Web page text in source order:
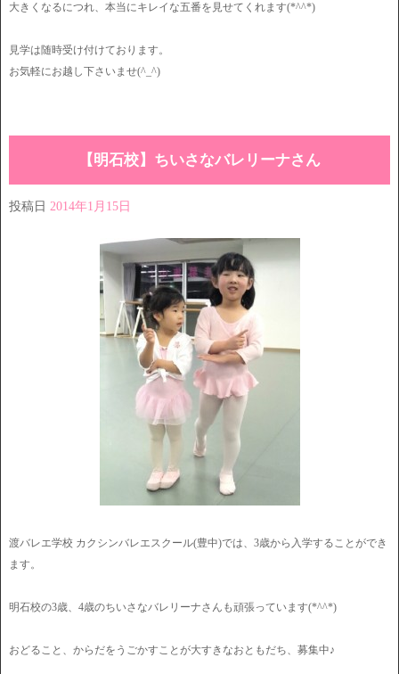
大きくなるにつれ、本当にキレイな五番を見せてくれます(*^^*)
見学は随時受け付けております。
お気軽にお越し下さいませ(^_^)
【明石校】ちいさなバレリーナさん
投稿日 2014年1月15日
渡バレエ学校 カクシンバレエスクール(豊中)では、3歳から入学することができ
ます。
明石校の3歳、4歳のちいさなバレリーナさんも頑張っています(*^^*)
おどること、からだをうごかすことが大すきなおともだち、募集中♪